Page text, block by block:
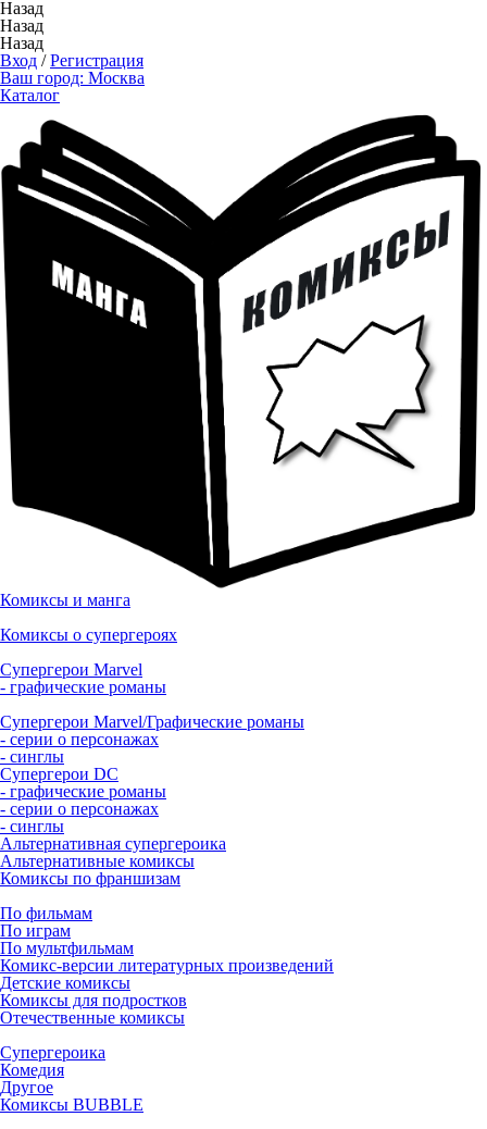
Назад
Назад
Назад
Вход /Регистрация
Ваш город: Москва
Каталог
Комиксы и манга
Комиксы о супергероях
Супергерои Marvel
- графические романы
Супергерои Marvel/Графические романы
- серии о персонажах
- синглы
Супергерои DC
- графические романы
- серии о персонажах
- синглы
Альтернативная супергероика
Альтернативные комиксы
Комиксы по франшизам
По фильмам
По играм
По мультфильмам
Комикс-версии литературных произведений
Детские комиксы
Комиксы для подростков
Отечественные комиксы
Супергероика
Комедия
Другое
Комиксы BUBBLE